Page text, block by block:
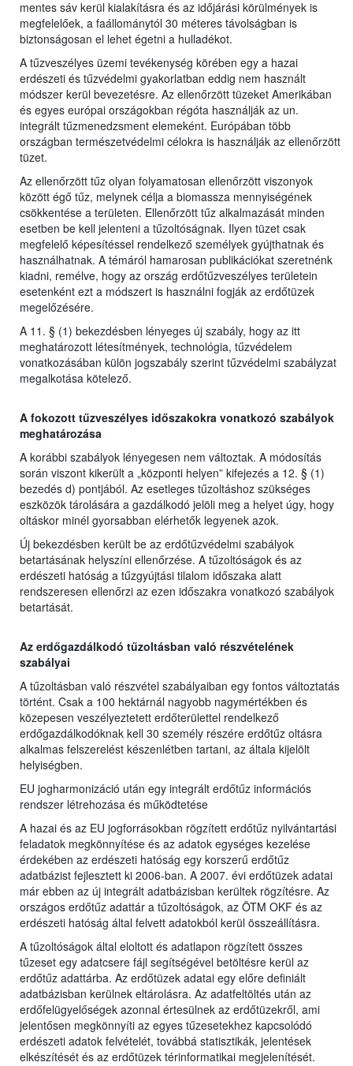
mentes sáv kerül kialakításra és az időjárási körülmények is
megfelelőek, a faállománytól 30 méteres távolságban is
biztonságosan el lehet égetni a hulladékot.
A tűzveszélyes üzemi tevékenység körében egy a hazai
erdészeti és tűzvédelmi gyakorlatban eddig nem használt
módszer kerül bevezetésre. Az ellenőrzött tüzeket Amerikában
és egyes európai országokban régóta használják az un.
integrált tűzmenedzsment elemeként. Európában több
országban természetvédelmi célokra is használják az ellenőrzött
tüzet.
Az ellenőrzött tűz olyan folyamatosan ellenőrzött viszonyok
között égő tűz, melynek célja a biomassza mennyiségének
csökkentése a területen. Ellenőrzött tűz alkalmazását minden
esetben be kell jelenteni a tűzoltóságnak. Ilyen tüzet csak
megfelelő képesítéssel rendelkező személyek gyújthatnak és
használhatnak. A témáról hamarosan publikációkat szeretnénk
kiadni, remélve, hogy az ország erdőtűzveszélyes területein
esetenként ezt a módszert is használni fogják az erdőtüzek
megelőzésére.
A 11. § (1) bekezdésben lényeges új szabály, hogy az itt
meghatározott létesítmények, technológia, tűzvédelem
vonatkozásában külön jogszabály szerint tűzvédelmi szabályzat
megalkotása kötelező.
A fokozott tűzveszélyes időszakokra vonatkozó szabályok
meghatározása
A korábbi szabályok lényegesen nem változtak. A módosítás
során viszont kikerült a „központi helyen” kifejezés a 12. § (1)
bezedés d) pontjából. Az esetleges tűzoltáshoz szükséges
eszközök tárolására a gazdálkodó jelöli meg a helyet úgy, hogy
oltáskor minél gyorsabban elérhetők legyenek azok.
Új bekezdésben került be az erdőtűzvédelmi szabályok
betartásának helyszíni ellenőrzése. A tűzoltóságok és az
erdészeti hatóság a tűzgyújtási tilalom időszaka alatt
rendszeresen ellenőrzi az ezen időszakra vonatkozó szabályok
betartását.
Az erdőgazdálkodó tűzoltásban való részvételének
szabályai
A tűzoltásban való részvétel szabályaiban egy fontos változtatás
történt. Csak a 100 hektárnál nagyobb nagymértékben és
közepesen veszélyeztetett erdőterülettel rendelkező
erdőgazdálkodóknak kell 30 személy részére erdőtűz oltásra
alkalmas felszerelést készenlétben tartani, az általa kijelölt
helyiségben.
EU jogharmonizáció után egy integrált erdőtűz információs
rendszer létrehozása és működtetése
A hazai és az EU jogforrásokban rögzített erdőtűz nyilvántartási
feladatok megkönnyítése és az adatok egységes kezelése
érdekében az erdészeti hatóság egy korszerű erdőtűz
adatbázist fejlesztett ki 2006-ban. A 2007. évi erdőtüzek adatai
már ebben az új integrált adatbázisban kerültek rögzítésre. Az
országos erdőtűz adattár a tűzoltóságok, az ÖTM OKF és az
erdészeti hatóság által felvett adatokból kerül összeállításra.
A tűzoltóságok által eloltott és adatlapon rögzített összes
tűzeset egy adatcsere fájl segítségével betöltésre kerül az
erdőtűz adattárba. Az erdőtüzek adatai egy előre definiált
adatbázisban kerülnek eltárolásra. Az adatfeltöltés után az
erdőfelügyelőségek azonnal értesülnek az erdőtüzekről, ami
jelentősen megkönnyíti az egyes tűzesetekhez kapcsolódó
erdészeti adatok felvételét, továbbá statisztikák, jelentések
elkészítését és az erdőtüzek térinformatikai megjelenítését.